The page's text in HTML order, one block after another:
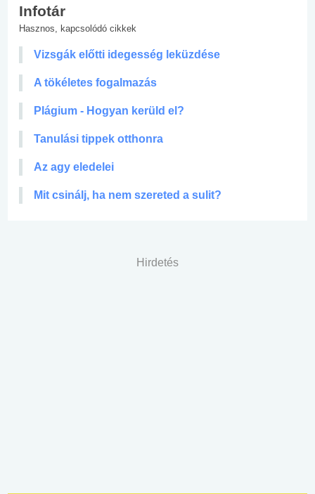
Infotár
Hasznos, kapcsolódó cikkek
Vizsgák előtti idegesség leküzdése
A tökéletes fogalmazás
Plágium - Hogyan kerüld el?
Tanulási tippek otthonra
Az agy eledelei
Mit csinálj, ha nem szereted a sulit?
Hirdetés